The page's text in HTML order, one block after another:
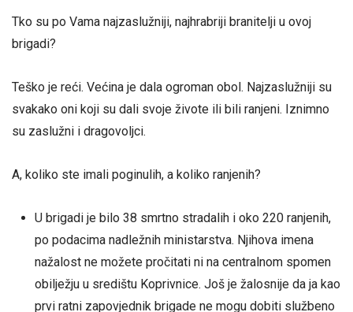
Tko su po Vama najzaslužniji, najhrabriji branitelji u ovoj
brigadi?
Teško je reći. Većina je dala ogroman obol. Najzaslužniji su
svakako oni koji su dali svoje živote ili bili ranjeni. Iznimno
su zaslužni i dragovoljci.
A, koliko ste imali poginulih, a koliko ranjenih?
U brigadi je bilo 38 smrtno stradalih i oko 220 ranjenih,
po podacima nadležnih ministarstva. Njihova imena
nažalost ne možete pročitati ni na centralnom spomen
obilježju u središtu Koprivnice. Još je žalosnije da ja kao
prvi ratni zapovjednik brigade ne mogu dobiti službeno